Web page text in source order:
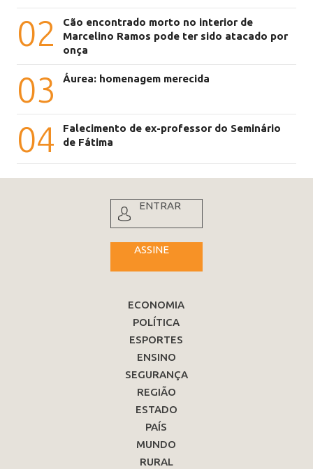
02
Cão encontrado morto no interior de
Marcelino Ramos pode ter sido atacado por
onça
03 Áurea: homenagem merecida
04
Falecimento de ex-professor do Seminário
de Fátima
ENTRAR
ASSINE
ECONOMIA
POLÍTICA
ESPORTES
ENSINO
SEGURANÇA
REGIÃO
ESTADO
PAÍS
MUNDO
RURAL